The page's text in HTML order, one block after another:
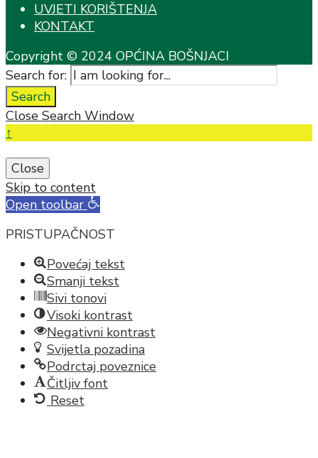
UVJETI KORIŠTENJA
KONTAKT
Copyright © 2024 OPĆINA BOŠNJACI
Search for:
Search
Close Search Window
↑
Close
Skip to content
Open toolbar
PRISTUPAČNOST
Povećaj tekst
Smanji tekst
Sivi tonovi
Visoki kontrast
Negativni kontrast
Svijetla pozadina
Podrctaj poveznice
Čitljiv font
Reset